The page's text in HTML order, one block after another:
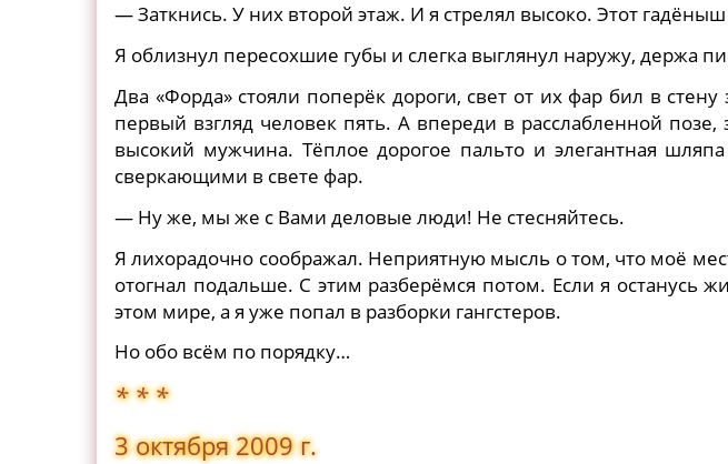
— Заткнись. У них второй этаж. И я стрелял высоко. Этот
Я облизнул пересохшие губы и слегка выглянул наружу, держа
Два «Форда» стояли поперёк дороги, свет от их фар бил в
первый взгляд человек пять. А впереди в расслабленной позе,
высокий мужчина. Тёплое дорогое пальто и элегантная
сверкающими в свете фар.
— Ну же, мы же с Вами деловые люди! Не стесняйтесь.
Я лихорадочно соображал. Неприятную мысль о том, что моё
отогнал подальше. С этим разберёмся потом. Если я останусь
этом мире, а я уже попал в разборки гангстеров.
Но обо всём по порядку…
* * *
3 октября 2009 г.